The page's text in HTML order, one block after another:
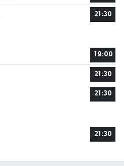
21:30
19:00
21:30
21:30
21:30